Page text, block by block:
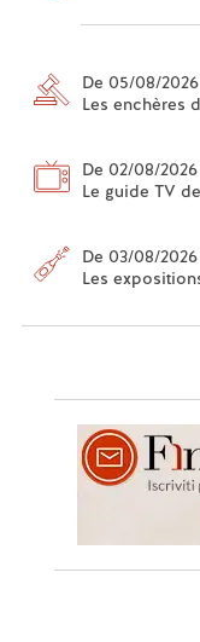
De 05/08/
Les enchères
De 02/08/
Le guide TV
De 03/08/
Les